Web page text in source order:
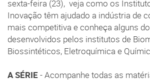
sexta-feira (23), veja como os
Inovação têm ajudado a indústria de
mais competitiva e conheça alguns
desenvolvidos pelos institutos de
Biossintéticos, Eletroquímica e
A SÉRIE- Acompanhe todas as